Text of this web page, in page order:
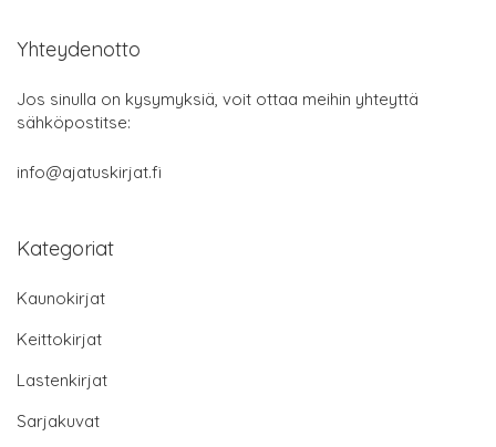
Yhteydenotto
Jos sinulla on kysymyksiä, voit ottaa meihin yhteyttä
sähköpostitse:
info@ajatuskirjat.fi
Kategoriat
Kaunokirjat
Keittokirjat
Lastenkirjat
Sarjakuvat